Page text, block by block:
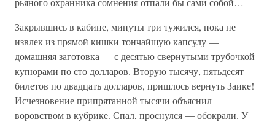
Закрывшись в кабине, минуты три тужился, пока не
извлек из прямой кишки тончайшую капсулу —
домашняя заготовка — с десятью свернутыми трубочкой
купюрами по сто долларов. Вторую тысячу, пятьдесят
билетов по двадцать долларов, пришлось вернуть Заике!
Исчезновение припрятанной тысячи объяснил
воровством в кубрике. Спал, проснулся — обокрали. У